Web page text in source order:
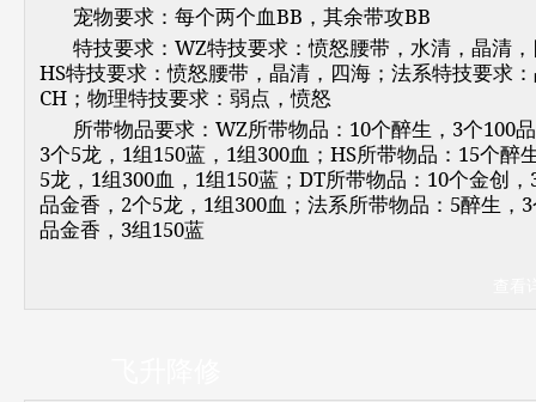
宠物要求：每个两个血BB，其余带攻BB
特技要求：WZ特技要求：愤怒腰带，水清，晶清
HS特技要求：愤怒腰带，晶清，四海；法系特技要求
CH；物理特技要求：弱点，愤怒
所带物品要求：WZ所带物品：10个醉生，3个100
3个5龙，1组150蓝，1组300血；HS所带物品：15个醉
5龙，1组300血，1组150蓝；DT所带物品：10个金创，
品金香，2个5龙，1组300血；法系所带物品：5醉生，
品金香，3组150蓝